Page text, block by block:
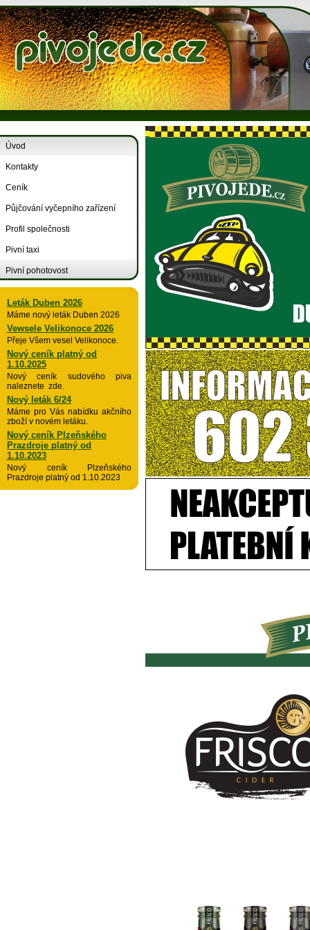
Úvod
Kontakty
Ceník
Půjčování vyčepního zařízení
Profil společnosti
Pivní taxi
Pivní pohotovost
Leták Duben 2026
Máme nový leták Duben 2026
Vewsele Velikonoce 2026
Přeje Všem vesel Velikonoce.
Nový ceník platný od
1.10.2025
Nový ceník sudového piva
naleznete zde.
Nový leták 6/24
Máme pro Vás nabídku akčního
zboží v novém letáku.
Nový ceník Plzeňského
Prazdroje platný od
1.10.2023
Nový ceník Plzeňského
Prazdroje platný od 1.10.2023